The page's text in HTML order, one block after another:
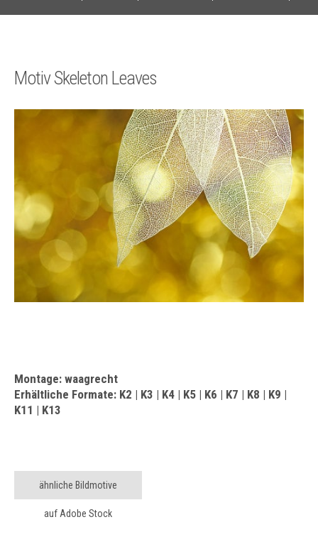
Kontakt
Motiv Skeleton Leaves
Montage: waagrecht
Erhältliche Formate: K2 | K3 | K4 | K5 | K6 | K7 | K8 | K9 |
K11 | K13
ähnliche Bildmotive
auf Adobe Stock